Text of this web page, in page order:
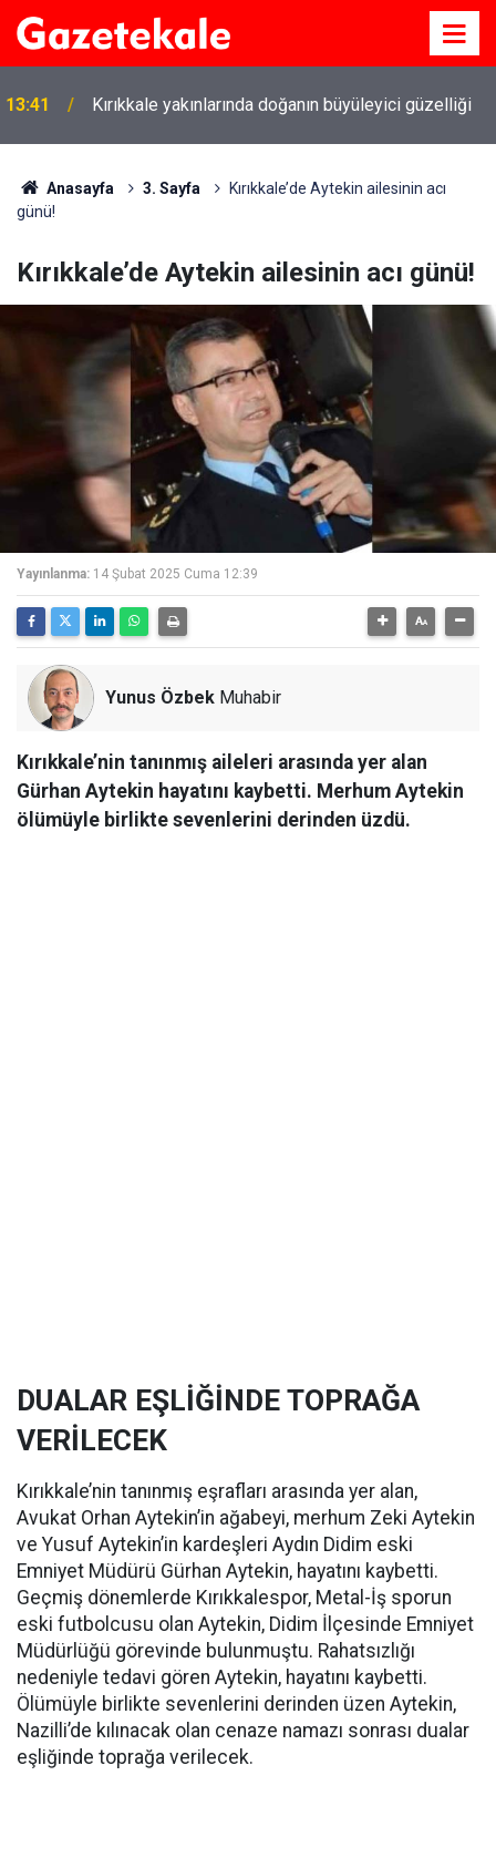
13:41 Kırıkkale yakınlarında doğanın büyüleyici güzelliği
Anasayfa 3. Sayfa
Kırıkkale’de Aytekin ailesinin acı
günü!
Kırıkkale’de Aytekin ailesinin acı günü!
Yayınlanma: 14 Şubat 2025 Cuma 12:39
Yunus Özbek Muhabir
Kırıkkale’nin tanınmış aileleri arasında yer alan
Gürhan Aytekin hayatını kaybetti. Merhum Aytekin
ölümüyle birlikte sevenlerini derinden üzdü.
DUALAR EŞLİĞİNDE TOPRAĞA
VERİLECEK
Kırıkkale’nin tanınmış eşrafları arasında yer alan,
Avukat Orhan Aytekin’in ağabeyi, merhum Zeki Aytekin
ve Yusuf Aytekin’in kardeşleri Aydın Didim eski
Emniyet Müdürü Gürhan Aytekin, hayatını kaybetti.
Geçmiş dönemlerde Kırıkkalespor, Metal-İş sporun
eski futbolcusu olan Aytekin, Didim İlçesinde Emniyet
Müdürlüğü görevinde bulunmuştu. Rahatsızlığı
nedeniyle tedavi gören Aytekin, hayatını kaybetti.
Ölümüyle birlikte sevenlerini derinden üzen Aytekin,
Nazilli’de kılınacak olan cenaze namazı sonrası dualar
eşliğinde toprağa verilecek.